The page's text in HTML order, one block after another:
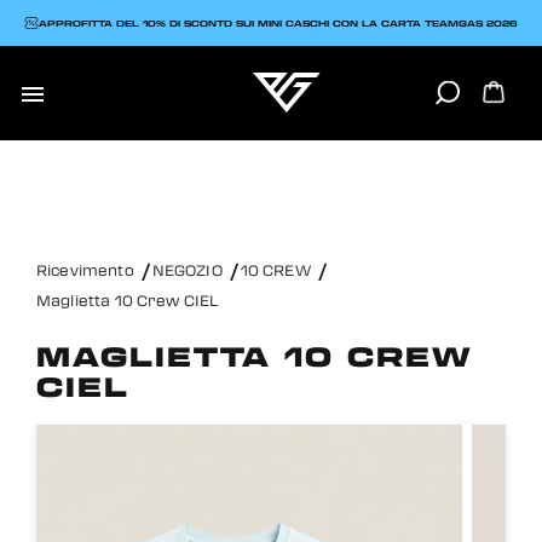

APPROFITTA DEL 10% DI SCONTO SUI MINI CASCHI CON LA CARTA TEAMGAS 2026
Ricevimento NEGOZIO
10 CREW
Maglietta 10 Crew CIEL
MAGLIETTA 10 CREW
CIEL